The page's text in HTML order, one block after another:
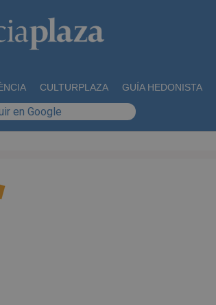
CULTURPLAZA GUÍA HEDONISTA
en Google